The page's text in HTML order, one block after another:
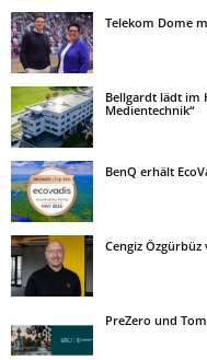
Telekom Dome
Bellgardt lädt im
Medientechnik“
BenQ erhält
Cengiz
PreZero und